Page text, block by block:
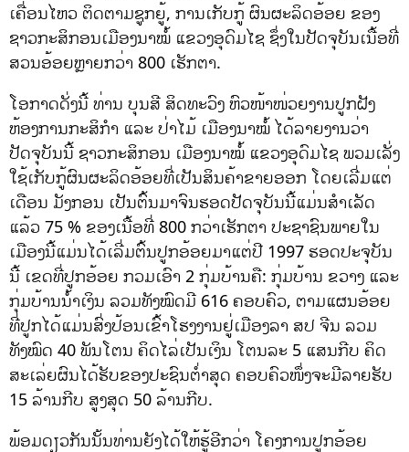
ເຄື່ອນໄຫວ ຕິດຕາມຊູກຍູ້, ການເກັບກູ້ ຜົນຜະລິດອ້ອຍ ຂອງ
ຊາວກະສິກອນເມືອງນາໝໍ້ ແຂວງອຸດົມໄຊ ຊຶ່ງໃນປັດຈຸບັນເນື້ອທີ່
ສວນອ້ອຍຫຼາຍກວ່າ 800 ເຮັກຕາ.
ໂອກາດດັ່ງນີ້ ທ່ານ ບຸນສີ ສິດທະວົງ ຫົວໜ້າໜ່ວຍງານປູກຝັງ
ຫ້ອງການກະສິກຳ ແລະ ປ່າໄມ້ ເມືອງນາໝໍ້ ໄດ້ລາຍງານວ່າ
ປັດຈຸບັນນີ້ ຊາວກະສິກອນ ເມືອງນາໝໍ້ ແຂວງອຸດົມໄຊ ພວມເລັ່ງ
ໃຊ້ເກັບກູ້ຜົນຜະລິດອ້ອຍທີ່ເປັນສິນຄ້າຂາຍອອກ ໂດຍເລີ່ມແຕ່
ເດືອນ ມັງກອນ ເປັນຕົ້ນມາຈົນຮອດປັດຈຸບັນນີ້ແມ່ນສໍາເລັດ
ແລ້ວ 75 % ຂອງເນື້ອທີ່ 800 ກວ່າເຮັກຕາ ປະຊາຊົນພາຍໃນ
ເມືອງນີ້ແມ່ນໄດ້ເລີ່ມຕົ້ນປູກອ້ອຍມາແຕ່ປີ 1997 ຮອດປະຈຸບັນ
ນີ້ ເຂດທີ່ປູກອ້ອຍ ກວມເອົາ 2 ກຸ່ມບ້ານຄື: ກຸ່ມບ້ານ ຂວາງ ແລະ
ກຸ່ມບ້ານນ້ຳເງິນ ລວມທັງໝົດມີ 616 ຄອບຄົວ, ຕາມແຜນອ້ອຍ
ທີ່ປູກໄດ້ແມ່ນສົ່ງປ້ອນເຂົ້າໂຮງງານຢູ່ເມືອງລາ ສປ ຈີນ ລວມ
ທັງໝົດ 40 ພັນໂຕນ ຄິດໄລ່ເປັນເງິນ ໂຕນລະ 5 ແສນກີບ ຄິດ
ສະເລ່ຍຜົນໄດ້ຮັບຂອງປະຊົນຕ່ຳສຸດ ຄອບຄົວໜຶ່ງຈະມີລາຍຮັບ
15 ລ້ານກີບ ສູງສຸດ 50 ລ້ານກີບ.
ພ້ອມດຽວກັນນັ້ນທ່ານຍັງໄດ້ໃຫ້ຮູ້ອີກວ່າ ໂຄງການປູກອ້ອຍ